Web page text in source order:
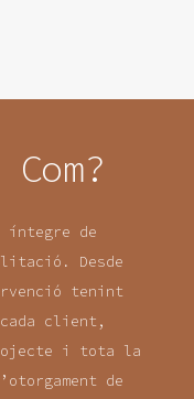
íntegre de
Desde
tenint
client,
i tota la
de